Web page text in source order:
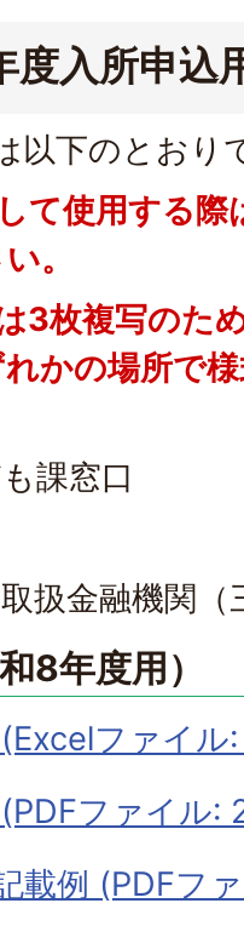
度入所申込
以下のとおり
て使用する
。
3枚複写のた
かの場所で
課窓口
扱金融機関（
8年度用）
ファイル
ファイル:
載例 (PDFフ